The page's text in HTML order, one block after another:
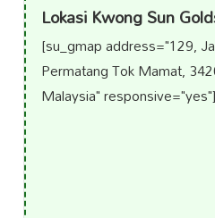
Lokasi Kwong Sun
[su_gmap address="129,
Permatang Tok Mamat,
Malaysia" responsive="yes"]